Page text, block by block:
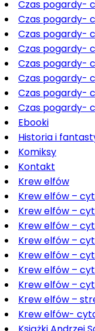
Czas pogardy-
Czas pogardy-
Czas pogardy-
Czas pogardy-
Czas pogardy-
Czas pogardy-
Czas pogardy-
Czas pogardy-
Ebooki
Historia i
Komiksy
Kontakt
Krew elfów
Krew elfów –
Krew elfów –
Krew elfów –
Krew elfów –
Krew elfów –
Krew elfów –
Krew elfów –
Krew elfów –
Krew elfów-